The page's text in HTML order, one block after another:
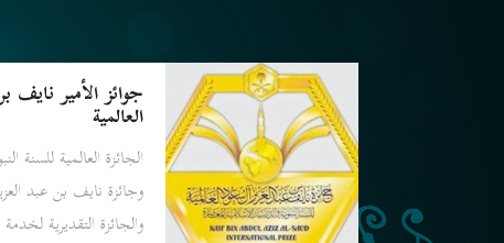
جوائز الأمير نايف
العالمية
الجائزة العالمية للسنة
وجائزة نايف بن عبد
والجائزة التقديرية